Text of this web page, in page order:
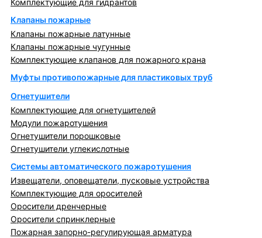
Комплектующие для гидрантов
Клапаны пожарные
Клапаны пожарные латунные
Клапаны пожарные чугунные
Комплектующие клапанов для пожарного крана
Муфты противопожарные для пластиковых труб
Огнетушители
Комплектующие для огнетушителей
Модули пожаротушения
Огнетушители порошковые
Огнетушители углекислотные
Системы автоматического пожаротушения
Извещатели, оповещатели, пусковые устройства
Комплектующие для оросителей
Оросители дренчерные
Оросители спринклерные
Пожарная запорно-регулирующая арматура